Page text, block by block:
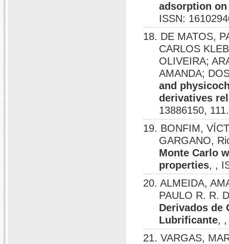
adsorption
ISSN:
18. DE MATOS,
CARLOS
OLIVEIRA;
AMANDA;
and
derivatives
13886150,
19. BONFIM,
GARGANO,
Monte Carlo
properties, ,
20. ALMEIDA,
PAULO R. R.
Derivados de
Lubrificante, ,
21. VARGAS,